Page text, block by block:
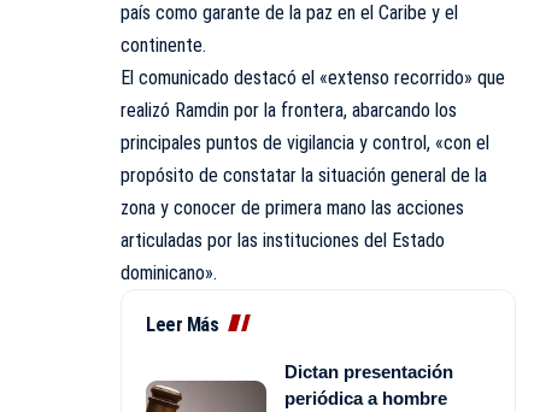
país como garante de la paz en el Caribe y el
continente.
El comunicado destacó el «extenso recorrido» que
realizó Ramdin por la frontera, abarcando los
principales puntos de vigilancia y control, «con el
propósito de constatar la situación general de la
zona y conocer de primera mano las acciones
articuladas por las instituciones del Estado
dominicano».
Leer Más
Dictan presentación
periódica a hombre